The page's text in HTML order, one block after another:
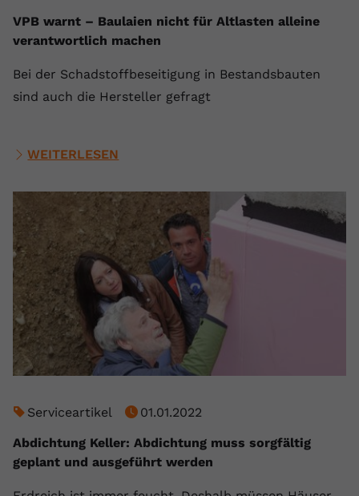
VPB warnt – Baulaien nicht für Altlasten alleine
verantwortlich machen
Bei der Schadstoffbeseitigung in Bestandsbauten
sind auch die Hersteller gefragt
WEITERLESEN
Serviceartikel
01.01.2022
Abdichtung Keller: Abdichtung muss sorgfältig
geplant und ausgeführt werden